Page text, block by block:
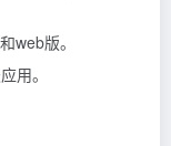
web版。
用。